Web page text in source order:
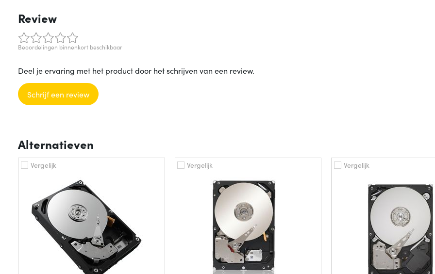
Review
Beoordelingen binnenkort beschikbaar
Deel je ervaring met het product door het schrijven van een review.
Schrijf een review
Alternatieven
Vergelijk Vergelijk Vergelijk